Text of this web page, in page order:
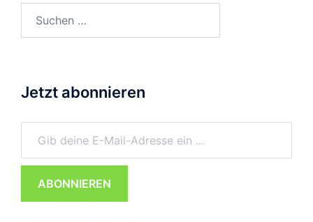
Jetzt abonnieren
Gib deine E-Mail-Adresse ein ...
ABONNIEREN